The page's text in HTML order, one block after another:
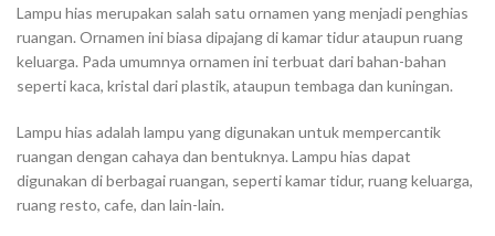
Lampu hias merupakan salah satu ornamen yang menjadi penghias
ruangan. Ornamen ini biasa dipajang di kamar tidur ataupun ruang
keluarga. Pada umumnya ornamen ini terbuat dari bahan-bahan
seperti kaca, kristal dari plastik, ataupun tembaga dan kuningan.
Lampu hias adalah lampu yang digunakan untuk mempercantik
ruangan dengan cahaya dan bentuknya. Lampu hias dapat
digunakan di berbagai ruangan, seperti kamar tidur, ruang keluarga,
ruang resto, cafe, dan lain-lain.